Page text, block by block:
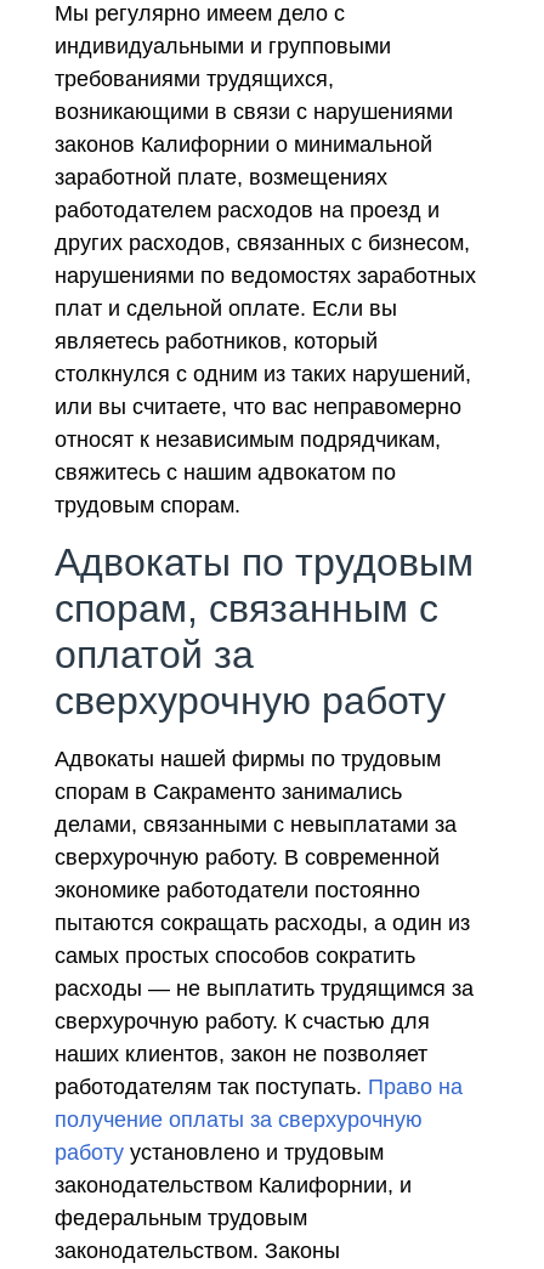
Мы регулярно имеем дело с
индивидуальными и групповыми
требованиями трудящихся,
возникающими в связи с нарушениями
законов Калифорнии о минимальной
заработной плате, возмещениях
работодателем расходов на проезд и
других расходов, связанных с бизнесом,
нарушениями по ведомостях заработных
плат и сдельной оплате. Если вы
являетесь работников, который
столкнулся с одним из таких нарушений,
или вы считаете, что вас неправомерно
относят к независимым подрядчикам,
свяжитесь с нашим адвокатом по
трудовым спорам.
Адвокаты по трудовым
спорам, связанным с
оплатой за
сверхурочную работу
Адвокаты нашей фирмы по трудовым
спорам в Сакраменто занимались
делами, связанными с невыплатами за
сверхурочную работу. В современной
экономике работодатели постоянно
пытаются сокращать расходы, а один из
самых простых способов сократить
расходы — не выплатить трудящимся за
сверхурочную работу. К счастью для
наших клиентов, закон не позволяет
работодателям так поступать. Право на
получение оплаты за сверхурочную
работу установлено и трудовым
законодательством Калифорнии, и
федеральным трудовым
законодательством. Законы